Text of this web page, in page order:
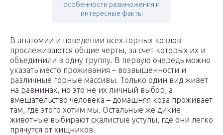
особенности размножения и
интересные факты
В анатомии и поведении всех горных козлов
прослеживаются общие черты, за счет которых их и
объединили в одну группу. В первую очередь можно
указать место проживания – возвышенности и
различные горные массивы. Только один вид живет
на равнинах, но это не их личный выбор, а
вмешательство человека – домашняя коза проживает
там, где этого хотим мы. Остальные же дикие
животные выбирают скалистые уступы, где они легко
прячутся от хищников.